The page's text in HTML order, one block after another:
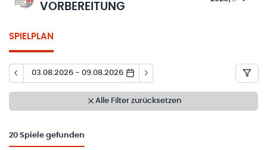
VORBEREITUNG
SPIELPLAN
03.08.2026 - 09.08.2026
Alle Filter zurücksetzen
20 Spiele gefunden